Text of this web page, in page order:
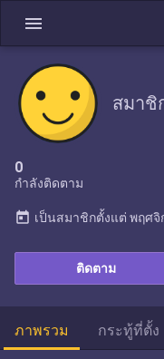
menu
สมาชิ
0
กำลังติดตาม
ติดตาม
today เป็นสมาชิกตั้งแต่ พฤศจิ
ภาพรวม กระทู้ที่ตั้ง